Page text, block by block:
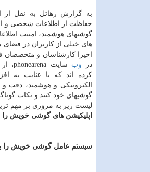
به گزارش رهاتل به نقل از
حفاظت از اطلاعات شخصی و
گوشیهای هوشمند، امنیت
های خیلی از كاربران در
اخیرا كارشناسان و متخصصان
در وب سایت phonearena، از كاربران گوشیهای
كرده اند كه با عنایت به
الكترونیكی و هوشمند، دقت
گوشیهای خود كنند و نكات
لیست زیر به مروری بر مهم
اپلیكیشن های گوشی خویش را
سیستم عامل گوشی خویش را